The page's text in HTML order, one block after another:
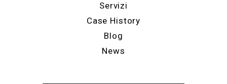
Servizi
Case History
Blog
News